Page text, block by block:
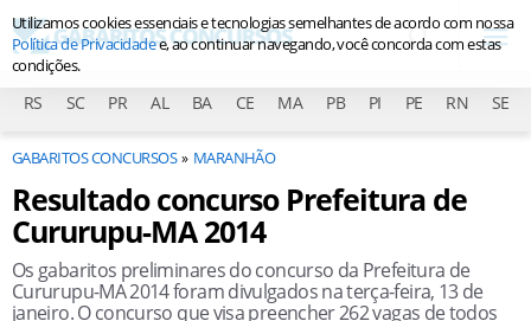
RS SC PR AL BA CE MA PB PI PE RN SE
GABARITOS CONCURSOS MARANHÃO
Resultado concurso Prefeitura de
Cururupu-MA 2014
Os gabaritos preliminares do concurso da Prefeitura de
Cururupu-MA 2014 foram divulgados na terça-feira, 13 de
janeiro. O concurso que visa preencher 262 vagas de todos
Utilizamos cookies essenciais e tecnologias semelhantes de acordo com nossa
Política de Privacidadee, ao continuar navegando, você concorda com estas
condições.